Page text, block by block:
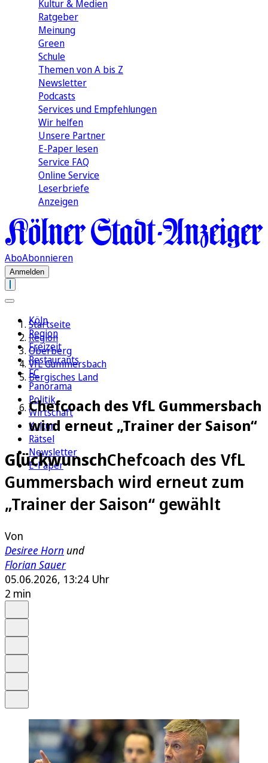
Kultur & Medien
Ratgeber
Meinung
Green
Schule
Themen von A bis Z
Newsletter
Podcasts
Services und Empfehlungen
Wir helfen
Unsere Partner
E-Paper lesen
Service FAQ
Online Service
Leserbriefe
Anzeigen
AboAbonnieren
Anmelden
Köln
Region
Freizeit
Restaurants
FC
Panorama
Politik
Wirtschaft
Kultur
Rätsel
Newsletter
E-Paper
Startseite
Region
Oberberg
VfL Gummersbach
Bergisches Land
Chefcoach des VfL Gummersbach
wird erneut „Trainer der Saison“
GlückwunschChefcoach des VfL
Gummersbach wird erneut zum
„Trainer der Saison“ gewählt
Von
Desiree Horn und
Florian Sauer
05.06.2026, 13:24 Uhr
2 min